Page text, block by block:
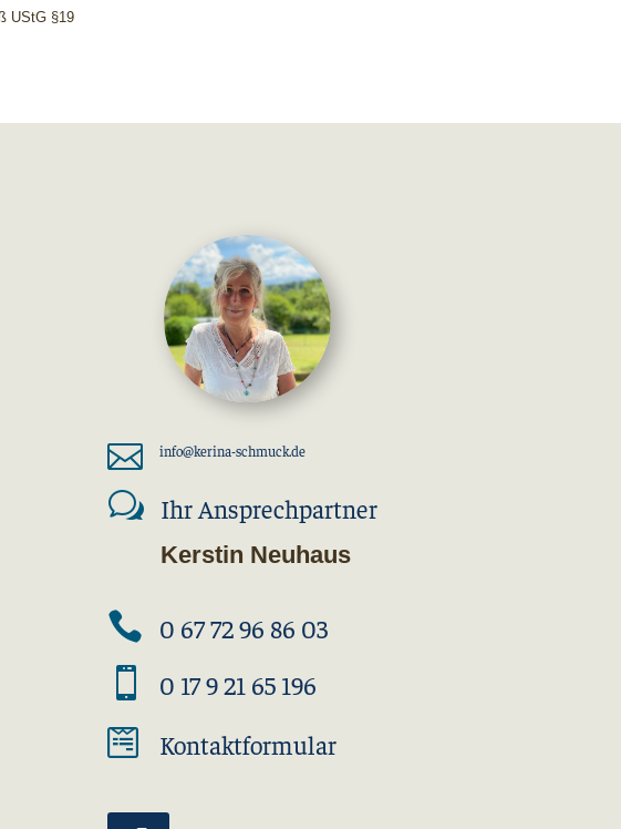
UStG §19
 info@kerina-schmuck.de
w Ihr Ansprechpartner
Kerstin Neuhaus
 0 67 72 96 86 03
 0 17 9 21 65 196
 Kontaktformular